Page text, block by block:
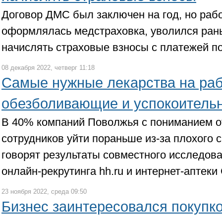
Договор ДМС был заключен на год, но
оформлялась медстраховка, уволился
начислять страховые взносы с платежей
08 декабря 2022, четверг 11:18
Самые нужные лекарства на
обезболивающие и
В 40% компаний Поволжья с пониманием
сотрудников уйти пораньше из-за плохого
говорят результаты совместного
онлайн-рекрутинга hh.ru и интернет-
23 ноября 2022, среда 09:50
Бизнес заинтересовался